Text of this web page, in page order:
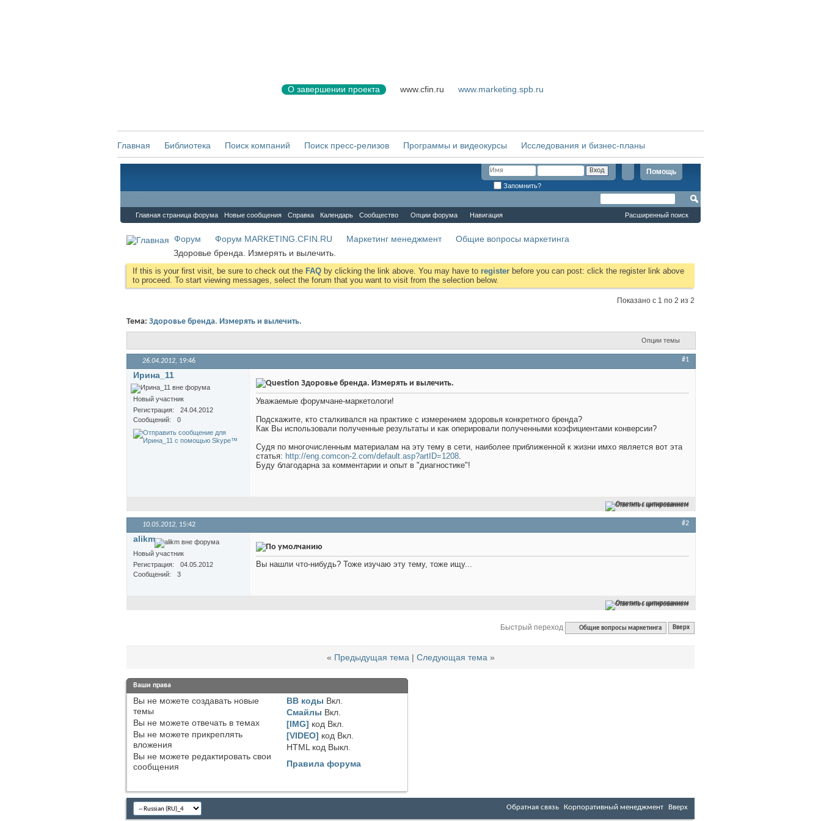
О завершении проекта www.cfin.ru www.marketing.spb.ru
Главная Библиотека Поиск компаний Поиск пресс-релизов Программы и видеокурсы Исследования и бизнес-планы
Помощь
Запомнить?
Главная страница форума Новые сообщения Справка Календарь Сообщество Опции форума Навигация Расширенный поиск
Форум Форум MARKETING.CFIN.RU Маркетинг менеджмент
Общие вопросы маркетинга
Здоровье бренда. Измерять и вылечить.
If this is your first visit, be sure to check out the FAQ by clicking the link above. You may have to register before you can post: click the register link above
to proceed. To start viewing messages, select the forum that you want to visit from the selection below.
Показано с 1 по 2 из 2
Тема: Здоровье бренда. Измерять и вылечить.
Опции темы
26.04.2012, 19:46 #1
Ирина_11
Новый участник
Регистрация
24.04.2012
Сообщений
0
Здоровье бренда. Измерять и вылечить.
Уважаемые форумчане-маркетологи!
Подскажите, кто сталкивался на практике с измерением здоровья конкретного бренда?
Как Вы использовали полученные результаты и как оперировали полученными коэфициентами конверсии?
Судя по многочисленным материалам на эту тему в сети, наиболее приближенной к жизни имхо является вот эта
статья: http://eng.comcon-2.com/default.asp?artID=1208
Буду благодарна за комментарии и опыт в "диагностике"!
Ответить с цитированием
10.05.2012, 15:42 #2
alikm
Новый участник
Регистрация
04.05.2012
Сообщений
3
Вы нашли что-нибудь? Тоже изучаю эту тему, тоже ищу...
Ответить с цитированием
Быстрый переход Общие вопросы маркетинга Вверх
« Предыдущая тема | Следующая тема »
Ваши права
Вы не можете создавать новые
темы
Вы не можете отвечать в темах
Вы не можете прикреплять
вложения
Вы не можете редактировать свои
сообщения
BB коды Вкл.
Смайлы Вкл.
[IMG] код Вкл.
[VIDEO] код Вкл.
HTML код Выкл.
Правила форума
Обратная связь Корпоративный менеджмент Вверх